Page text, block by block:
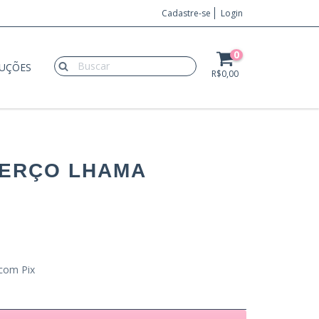
Cadastre-se Login
0
R$0,00
LHAMA
Pix